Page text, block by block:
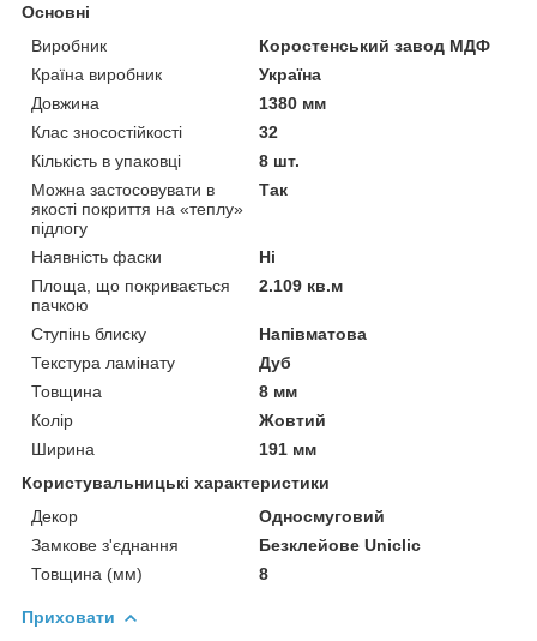
Основні
Виробник
Коростенський завод МДФ
Країна виробник
Україна
Довжина
1380 мм
Клас зносостійкості
32
Кількість в упаковці
8 шт.
Можна застосовувати в
якості покриття на «теплу»
підлогу
Так
Наявність фаски
Ні
Площа, що покривається
пачкою
2.109 кв.м
Ступінь блиску
Напівматова
Текстура ламінату
Дуб
Товщина
8 мм
Колір
Жовтий
Ширина
191 мм
Користувальницькі характеристики
Декор
Односмуговий
Замкове з'єднання
Безклейове Uniclic
Товщина (мм)
8
Приховати